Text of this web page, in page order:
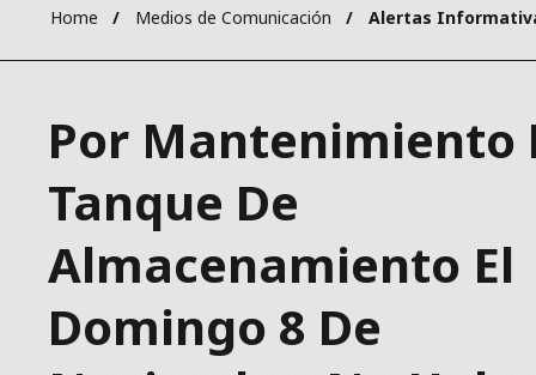
Grupo Veolia
CAMPUS
FUNDACIÓN
INSTITUTO
AUSTRALIA Y
Home Medios de Comunicación Alertas
Por Mantenimiento
Tanque De
Almacenamiento El
Domingo 8 De